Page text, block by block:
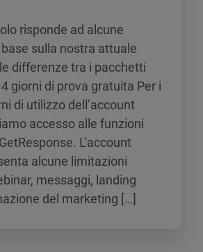
risponde ad alcune
sulla nostra attuale
differenze tra i pacchetti
giorni di prova gratuita Per i
di utilizzo dell’account
accesso alle funzioni
L’account
alcune limitazioni
messaggi, landing
del marketing […]